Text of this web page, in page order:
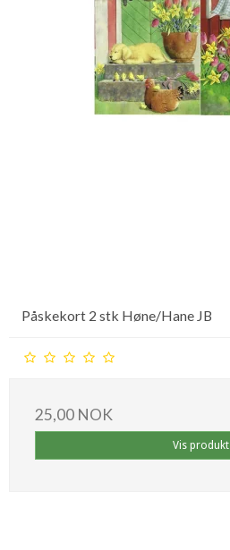
Påskekort 2 stk Høne/Hane JB
25,00 NOK
Vis produkt